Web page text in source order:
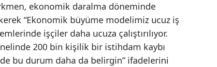
Hakkari
Hatay
Isparta
ekonomik daralma döneminde
“Ekonomik büyüme modelimiz ucuz iş
işçiler daha ucuza çalıştırılıyor.
200 bin kişilik bir istihdam kaybı
bu durum daha da belirgin” ifadelerini